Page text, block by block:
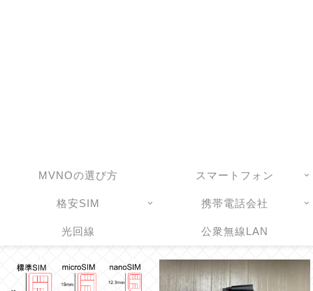
MVNOの選び方 スマートフォン
格安SIM 携帯電話会社
光回線 公衆無線LAN